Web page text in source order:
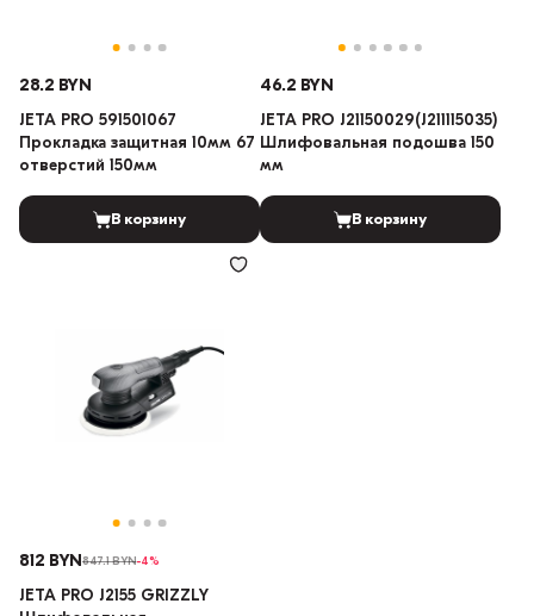
28.2 BYN
JETA PRO 591501067
Прокладка защитная 10мм 67
отверстий 150мм
В корзину
46.2 BYN
JETA PRO J21150029(J211115035)
Шлифовальная подошва 150
мм
В корзину
812 BYN847.1 BYN-4%
JETA PRO J2155 GRIZZLY